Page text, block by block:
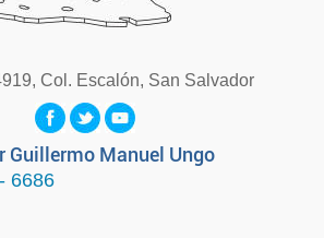
Col. Escalón, San Salvador
Guillermo Manuel Ungo
6686